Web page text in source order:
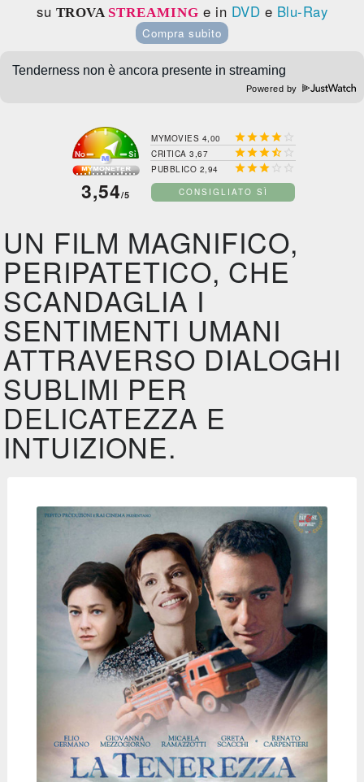
su TROVA STREAMING e in DVD e Blu-Ray
Compra subito
Powered by
3,54/5
MYMOVIES 4,00  
CRITICA 3,67  
PUBBLICO 2,94   
CONSIGLIATO SÌ
UN FILM MAGNIFICO,
PERIPATETICO, CHE
SCANDAGLIA I
SENTIMENTI UMANI
ATTRAVERSO DIALOGHI
SUBLIMI PER
DELICATEZZA E
INTUIZIONE.